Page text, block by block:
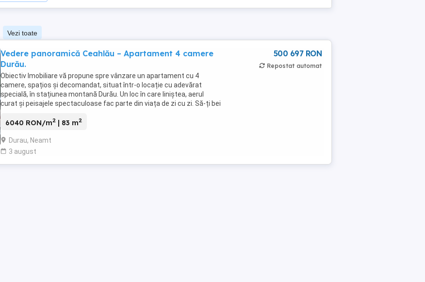
Vezi toate
Vedere panoramică Ceahlău – Apartament 4 camere
Durău.
Obiectiv Imobiliare vă propune spre vânzare un apartament cu 4
camere, spațios și decomandat, situat într-o locație cu adevărat
specială, în stațiunea montană Durău. Un loc în care liniștea, aerul
curat și peisajele spectaculoase fac parte din viața de zi cu zi. Să-ți bei
6040 RON/m2 | 83 m2
Durau, Neamt
3 august
500 697 RON
Repostat automat